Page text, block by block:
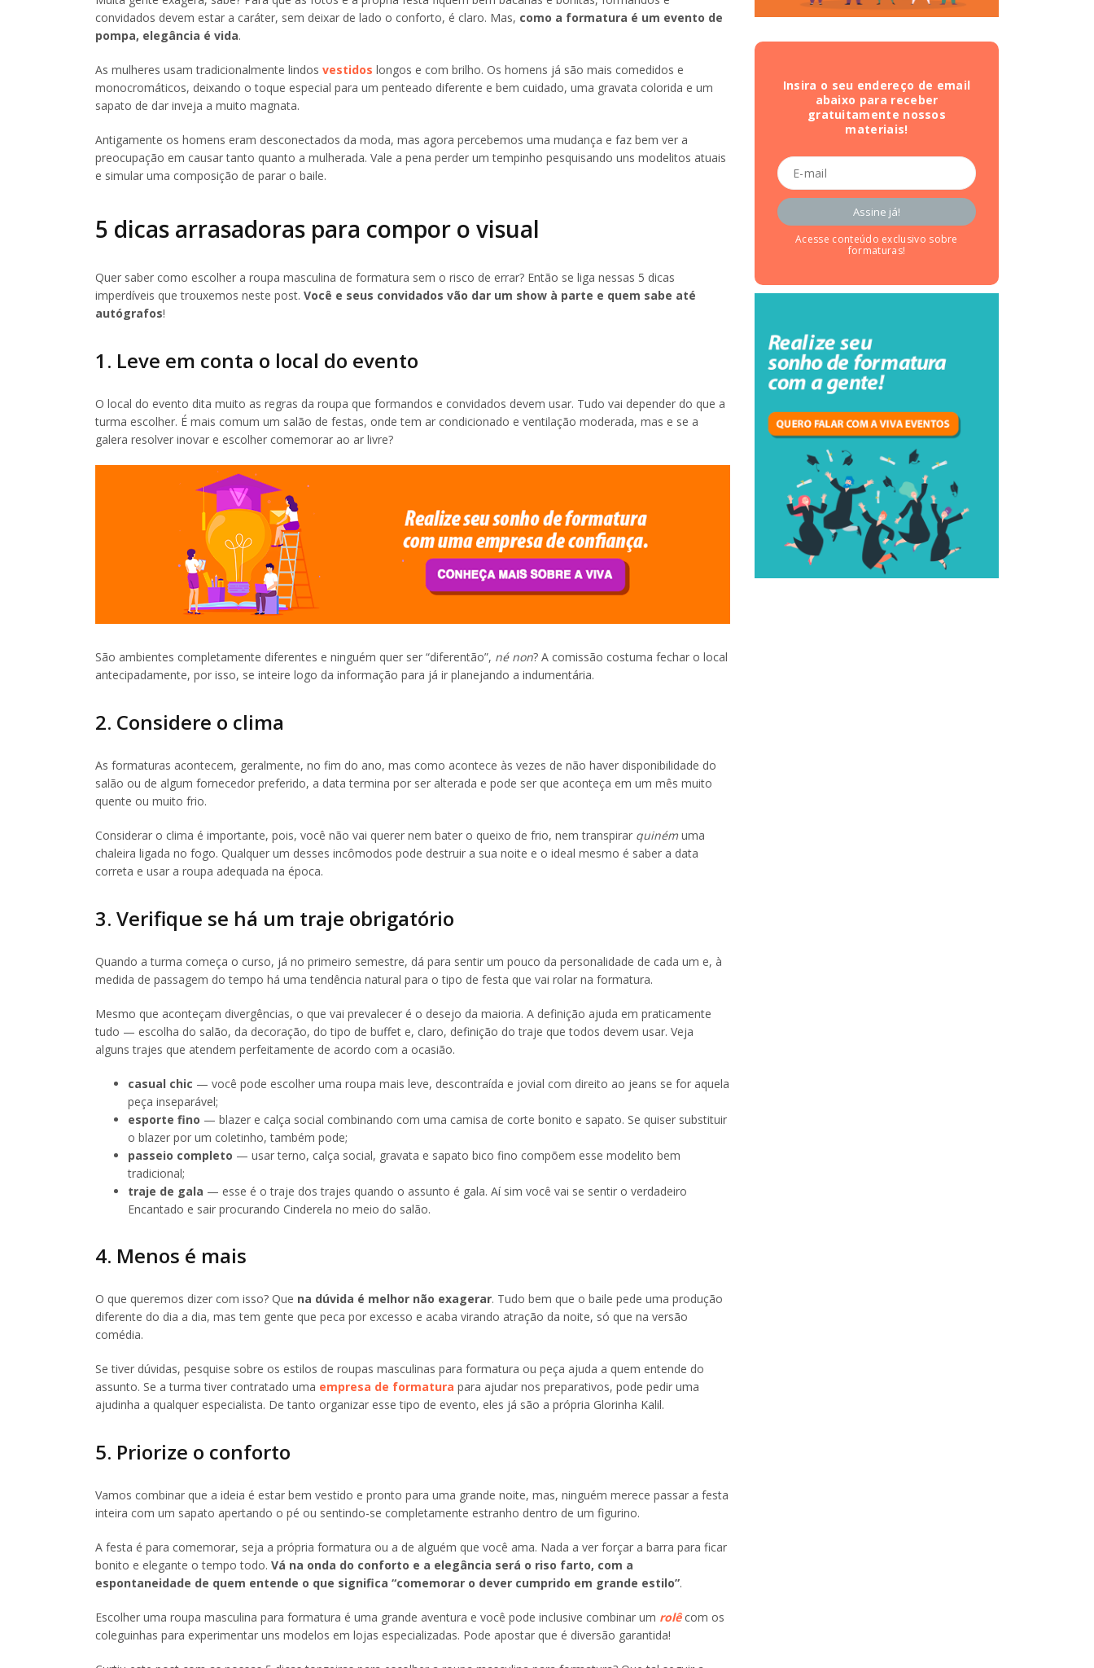
convidados devem estar a caráter, sem deixar de lado o conforto, é claro. Mas, como a formatura é um evento de
pompa, elegância é vida.
As mulheres usam tradicionalmente lindos vestidos longos e com brilho. Os homens já são mais comedidos e
monocromáticos, deixando o toque especial para um penteado diferente e bem cuidado, uma gravata colorida e um
sapato de dar inveja a muito magnata.
Antigamente os homens eram desconectados da moda, mas agora percebemos uma mudança e faz bem ver a
preocupação em causar tanto quanto a mulherada. Vale a pena perder um tempinho pesquisando uns modelitos atuais
e simular uma composição de parar o baile.
5 dicas arrasadoras para compor o visual
Quer saber como escolher a roupa masculina de formatura sem o risco de errar? Então se liga nessas 5 dicas
imperdíveis que trouxemos neste post. Você e seus convidados vão dar um show à parte e quem sabe até
autógrafos!
1. Leve em conta o local do evento
O local do evento dita muito as regras da roupa que formandos e convidados devem usar. Tudo vai depender do que a
turma escolher. É mais comum um salão de festas, onde tem ar condicionado e ventilação moderada, mas e se a
galera resolver inovar e escolher comemorar ao ar livre?
São ambientes completamente diferentes e ninguém quer ser “diferentão”, né non? A comissão costuma fechar o local
antecipadamente, por isso, se inteire logo da informação para já ir planejando a indumentária.
2. Considere o clima
As formaturas acontecem, geralmente, no fim do ano, mas como acontece às vezes de não haver disponibilidade do
salão ou de algum fornecedor preferido, a data termina por ser alterada e pode ser que aconteça em um mês muito
quente ou muito frio.
Considerar o clima é importante, pois, você não vai querer nem bater o queixo de frio, nem transpirar quiném uma
chaleira ligada no fogo. Qualquer um desses incômodos pode destruir a sua noite e o ideal mesmo é saber a data
correta e usar a roupa adequada na época.
3. Verifique se há um traje obrigatório
Quando a turma começa o curso, já no primeiro semestre, dá para sentir um pouco da personalidade de cada um e, à
medida de passagem do tempo há uma tendência natural para o tipo de festa que vai rolar na formatura.
Mesmo que aconteçam divergências, o que vai prevalecer é o desejo da maioria. A definição ajuda em praticamente
tudo — escolha do salão, da decoração, do tipo de buffet e, claro, definição do traje que todos devem usar. Veja
alguns trajes que atendem perfeitamente de acordo com a ocasião.
casual chic — você pode escolher uma roupa mais leve, descontraída e jovial com direito ao jeans se for aquela
peça inseparável;
esporte fino — blazer e calça social combinando com uma camisa de corte bonito e sapato. Se quiser substituir
o blazer por um coletinho, também pode;
passeio completo — usar terno, calça social, gravata e sapato bico fino compõem esse modelito bem
tradicional;
traje de gala — esse é o traje dos trajes quando o assunto é gala. Aí sim você vai se sentir o verdadeiro
Encantado e sair procurando Cinderela no meio do salão.
4. Menos é mais
O que queremos dizer com isso? Que na dúvida é melhor não exagerar. Tudo bem que o baile pede uma produção
diferente do dia a dia, mas tem gente que peca por excesso e acaba virando atração da noite, só que na versão
comédia.
Se tiver dúvidas, pesquise sobre os estilos de roupas masculinas para formatura ou peça ajuda a quem entende do
assunto. Se a turma tiver contratado uma empresa de formatura para ajudar nos preparativos, pode pedir uma
ajudinha a qualquer especialista. De tanto organizar esse tipo de evento, eles já são a própria Glorinha Kalil.
5. Priorize o conforto
Vamos combinar que a ideia é estar bem vestido e pronto para uma grande noite, mas, ninguém merece passar a festa
inteira com um sapato apertando o pé ou sentindo-se completamente estranho dentro de um figurino.
A festa é para comemorar, seja a própria formatura ou a de alguém que você ama. Nada a ver forçar a barra para ficar
bonito e elegante o tempo todo. Vá na onda do conforto e a elegância será o riso farto, com a
espontaneidade de quem entende o que significa “comemorar o dever cumprido em grande estilo”.
Escolher uma roupa masculina para formatura é uma grande aventura e você pode inclusive combinar um rolêcom os
coleguinhas para experimentar uns modelos em lojas especializadas. Pode apostar que é diversão garantida!
Insira o seu endereço de email
abaixo para receber
gratuitamente nossos
materiais!
Acesse conteúdo exclusivo sobre
formaturas!